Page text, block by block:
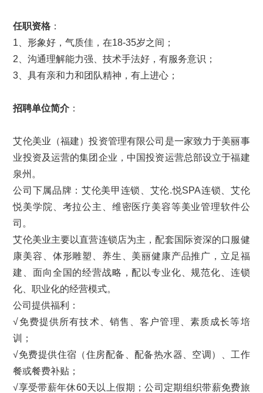
任职资格 ：
1、形象好，气质佳，在18-35岁之间；
2、沟通理解能力强、技术手法好，有服务意识；
3、具有亲和力和团队精神，有上进心；
招聘单位简介 ：
艾伦美业（福建）投资管理有限公司是一家致力于美丽事
业投资及运营的集团企业，中国投资运营总部设立于福建
泉州。
公司下属品牌：艾伦美甲连锁、艾伦.悦SPA连锁、艾伦
悦美学院、考拉公主、维密医疗美容等美业管理软件公
司。
艾伦美业主要以直营连锁店为主，配套国际资深的口服健
康美容、体形雕塑、养生、美丽健康产品推广，立足福
建、面向全国的经营战略，配以专业化、规范化、连锁
化、职业化的经营模式。
公司提供福利：
√免费提供所有技术、销售、客户管理、素质成长等培
训；
√免费提供住宿（住房配备、配备热水器、空调）、工作
餐或餐费补贴；
√享受带薪年休60天以上假期；公司定期组织带薪免费旅